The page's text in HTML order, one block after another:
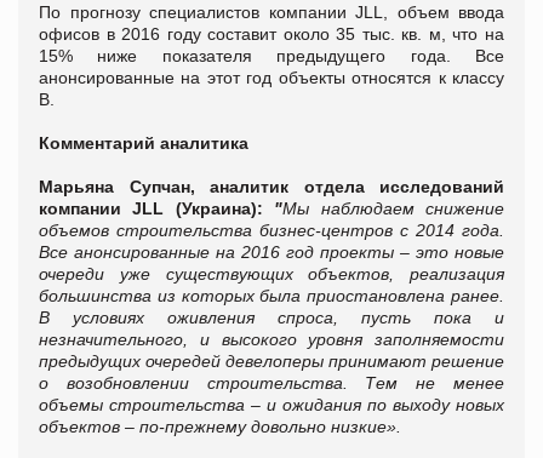
По прогнозу специалистов компании JLL, объем ввода
офисов в 2016 году составит около 35 тыс. кв. м, что на
15% ниже показателя предыдущего года. Все
анонсированные на этот год объекты относятся к классу
В.
Комментарий аналитика
Марьяна Супчан, аналитик отдела исследований
компании JLL (Украина): "Мы наблюдаем снижение
объемов строительства бизнес-центров с 2014 года.
Все анонсированные на 2016 год проекты – это новые
очереди уже существующих объектов, реализация
большинства из которых была приостановлена ранее.
В условиях оживления спроса, пусть пока и
незначительного, и высокого уровня заполняемости
предыдущих очередей девелоперы принимают решение
о возобновлении строительства. Тем не менее
объемы строительства – и ожидания по выходу новых
объектов – по-прежнему довольно низкие».